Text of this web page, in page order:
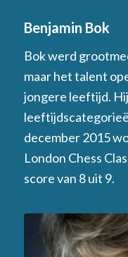
Benjamin Bok
Bok werd
maar het talent
jongere leeftijd.
december 2015
London Chess
score van 8 uit 9.